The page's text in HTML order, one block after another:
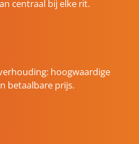
centraal bij elke rit.
hoogwaardige
betaalbare prijs.